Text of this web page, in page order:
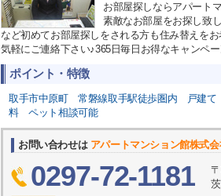
お部屋探しならアパート
素敵なお部屋をお探し致
など初めてお部屋探しをされる方も住み替えを
気軽にご連絡下さい♪365日毎日お得なキャンペ
ポイント・特徴
取手市中原町 常磐線取手駅徒歩圏内 戸建て
料
ペット相談可能
お問い合わせは アパートマンション館株式
0297-72-1181